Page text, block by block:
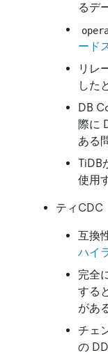
るデ
ード
リレ
した
DB
際に
ある
TiDB
使用
ティCDC
互換
ハイ
完全
する
があ
チェ
の